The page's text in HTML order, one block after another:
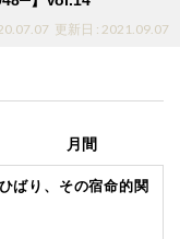
更新日 : 2021.09.07
月間
ばり、その宿命的関